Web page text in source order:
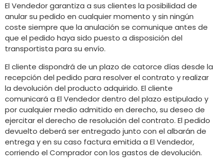
El Vendedor garantiza a sus clientes la posibilidad de
anular su pedido en cualquier momento y sin ningún
coste siempre que la anulación se comunique antes de
que el pedido haya sido puesto a disposición del
transportista para su envío.
El cliente dispondrá de un plazo de catorce días desde la
recepción del pedido para resolver el contrato y realizar
la devolución del producto adquirido. El cliente
comunicará a El Vendedor dentro del plazo estipulado y
por cualquier medio admitido en derecho, su deseo de
ejercitar el derecho de resolución del contrato. El pedido
devuelto deberá ser entregado junto con el albarán de
entrega y en su caso factura emitida a El Vendedor,
corriendo el Comprador con los gastos de devolución.